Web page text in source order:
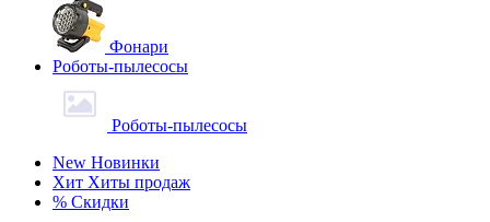
Фонари
Роботы-пылесосы
Роботы-пылесосы
New Новинки
Хит Хиты продаж
% Скидки